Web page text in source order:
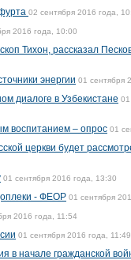
02 сентября 2016 года,
2016 года, 10:00
Тихон, рассказал
энергии 01 сентября
диалоге в Узбекистане 01
воспитанием – опрос 01
церкви будет
01 сентября 2016 года, 13:30
- ФЕОР 01 сентября
2016 года, 11:54
01 сентября 2016 года, 11:49
в начале гражданской